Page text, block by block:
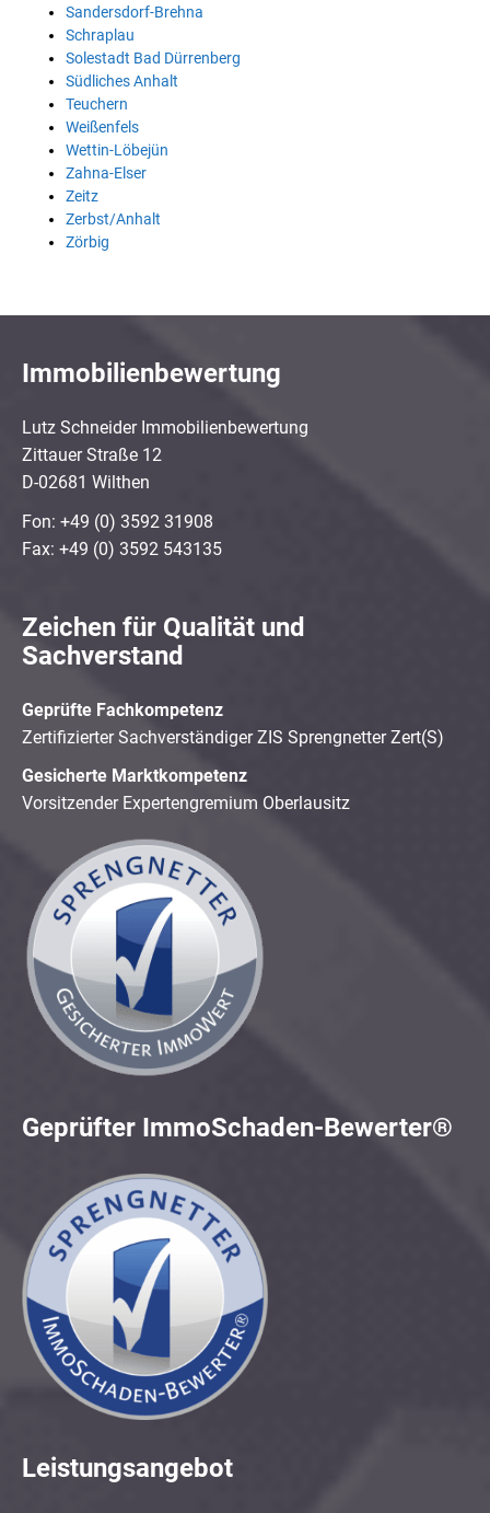
Sandersdorf-Brehna
Schraplau
Solestadt Bad Dürrenberg
Südliches Anhalt
Teuchern
Weißenfels
Wettin-Löbejün
Zahna-Elser
Zeitz
Zerbst/Anhalt
Zörbig
Immobilienbewertung
Lutz Schneider Immobilienbewertung
Zittauer Straße 12
D-02681 Wilthen
Fon: +49 (0) 3592 31908
Fax: +49 (0) 3592 543135
Zeichen für Qualität und
Sachverstand
Geprüfte Fachkompetenz
Zertifizierter Sachverständiger ZIS Sprengnetter Zert(S)
Gesicherte Marktkompetenz
Vorsitzender Expertengremium Oberlausitz
Geprüfter ImmoSchaden-Bewerter®
Leistungsangebot